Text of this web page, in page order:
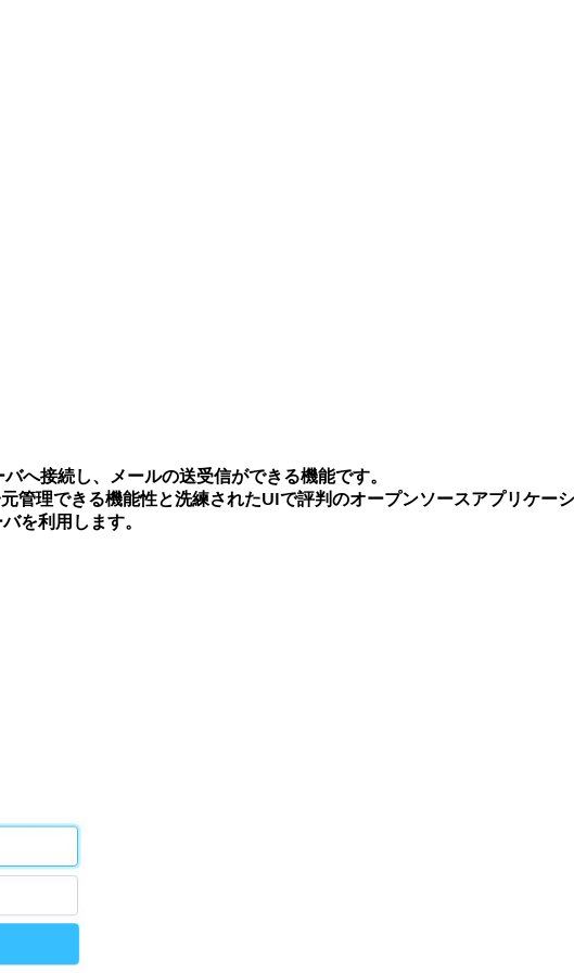
へ接続し、メールの送受信ができる機能です。
管理できる機能性と洗練されたUIで評判のオープンソースアプリケーシ
を利用します。